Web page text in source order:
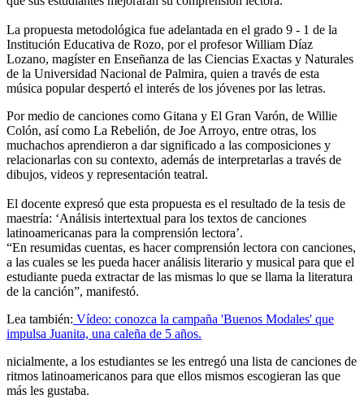
La propuesta metodológica fue adelantada en el grado 9 - 1 de la
Institución Educativa de Rozo, por el profesor William Díaz
Lozano, magíster en Enseñanza de las Ciencias Exactas y Naturales
de la Universidad Nacional de Palmira, quien a través de esta
música popular despertó el interés de los jóvenes por las letras.
Por medio de canciones como Gitana y El Gran Varón, de Willie
Colón, así como La Rebelión, de Joe Arroyo, entre otras, los
muchachos aprendieron a dar significado a las composiciones y
relacionarlas con su contexto, además de interpretarlas a través de
dibujos, videos y representación teatral.
El docente expresó que esta propuesta es el resultado de la tesis de
maestría: ‘Análisis intertextual para los textos de canciones
latinoamericanas para la comprensión lectora’.
“En resumidas cuentas, es hacer comprensión lectora con canciones,
a las cuales se les pueda hacer análisis literario y musical para que el
estudiante pueda extractar de las mismas lo que se llama la literatura
de la canción”, manifestó.
Lea también: Vídeo: conozca la campaña 'Buenos Modales' que
impulsa Juanita, una caleña de 5 años.
nicialmente, a los estudiantes se les entregó una lista de canciones de
ritmos latinoamericanos para que ellos mismos escogieran las que
más les gustaba.